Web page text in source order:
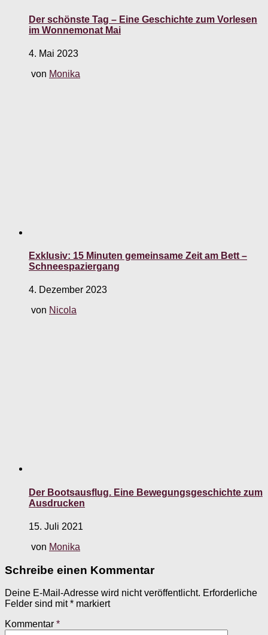
Der schönste Tag – Eine Geschichte zum Vorlesen
im Wonnemonat Mai
4. Mai 2023
von Monika
Exklusiv: 15 Minuten gemeinsame Zeit am Bett –
Schneespaziergang
4. Dezember 2023
von Nicola
Der Bootsausflug. Eine Bewegungsgeschichte zum
Ausdrucken
15. Juli 2021
von Monika
Schreibe einen Kommentar
Deine E-Mail-Adresse wird nicht veröffentlicht. Erforderliche
Felder sind mit* markiert
Kommentar *